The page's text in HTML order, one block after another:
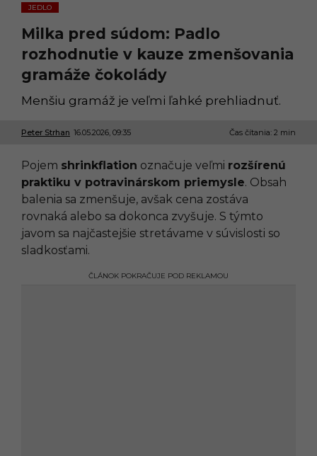
JEDLO
Milka pred súdom: Padlo
rozhodnutie v kauze zmenšovania
gramáže čokolády
Menšiu gramáž je veľmi ľahké prehliadnuť.
Peter Strhan 16.05.2026, 09:35
1
0
5
2
0
2
6
0
Čas čítania: 2 min
Pojem shrinkflation označuje veľmi rozšírenú
praktiku v potravinárskom priemysle. Obsah
balenia sa zmenšuje, avšak cena zostáva
rovnaká alebo sa dokonca zvyšuje. S týmto
javom sa najčastejšie stretávame v súvislosti so
sladkosťami.
ČLÁNOK POKRAČUJE POD REKLAMOU